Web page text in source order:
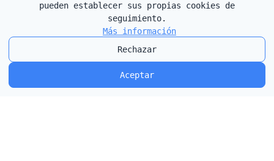
pueden establecer sus propias cookies de
seguimiento.
Más información
Rechazar
Aceptar